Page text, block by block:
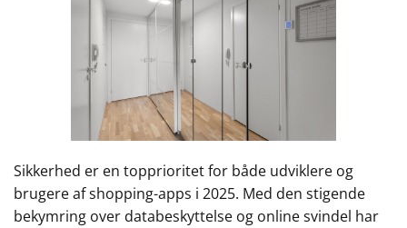
Sikkerhed er en topprioritet for både udviklere og
brugere af shopping-apps i 2025. Med den stigende
bekymring over databeskyttelse og online svindel har